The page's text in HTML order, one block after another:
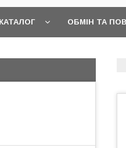
КАТАЛОГ ОБМІН ТА